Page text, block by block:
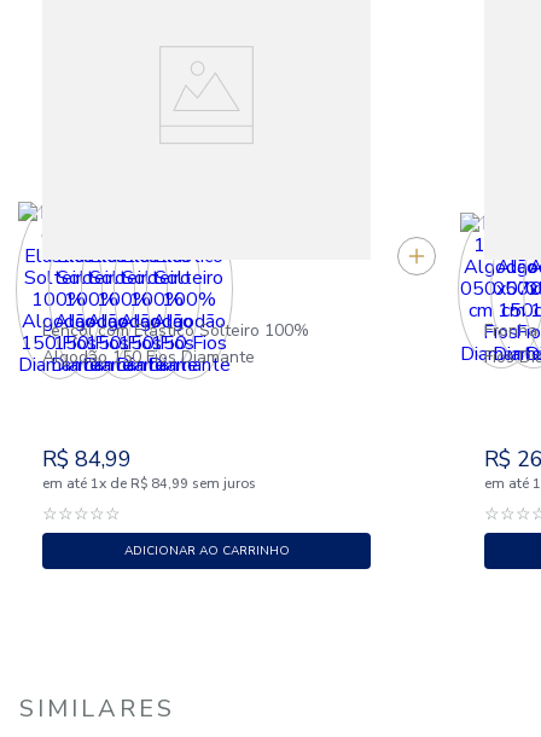
Lençol com Elástico Solteiro 100%
Algodão 150 Fios Diamante
R$ 84,99
em até 1x de R$ 84,99 sem juros
☆☆☆☆☆
ADICIONAR AO CARRINHO
Fios
R$
em até 1
☆☆☆
SIMILARES